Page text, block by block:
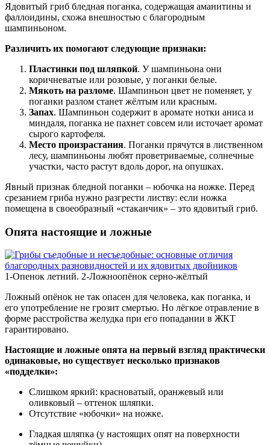
Ядовитый гриб бледная поганка, содержащая аманитины и
фаллоидины, схожа внешностью с благородным
шампиньоном.
Различить их помогают следующие признаки:
Пластинки под шляпкой. У шампиньона они
коричневатые или розовые, у поганки белые.
Мякоть на разломе. Шампиньон цвет не поменяет, у
поганки разлом станет жёлтым или красным.
Запах. Шампиньон содержит в аромате нотки аниса и
миндаля, поганка не пахнет совсем или источает аромат
сырого картофеля.
Место произрастания. Поганки прячутся в лиственном
лесу, шампиньоны любят проветриваемые, солнечные
участки, часто растут вдоль дорог, на опушках.
Явный признак бледной поганки – юбочка на ножке. Перед
срезанием гриба нужно разгрести листву: если ножка
помещена в своеобразный «стаканчик» – это ядовитый гриб.
Опята настоящие и ложные
1-Опенок летний. 2-Ложноопёнок серно-жёлтый
Ложный опёнок не так опасен для человека, как поганка, и
его употребление не грозит смертью. Но лёгкое отравление в
форме расстройства желудка при его попадании в ЖКТ
гарантировано.
Настоящие и ложные опята на первый взгляд практически
одинаковые, но существует несколько признаков
«подделки»:
Слишком яркий: красноватый, оранжевый или
оливковый – оттенок шляпки.
Отсутствие «юбочки» на ножке.
Гладкая шляпка (у настоящих опят на поверхности